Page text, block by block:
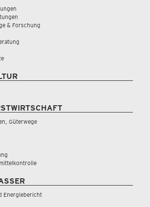
& Forschung
Güterwege
Energiebericht